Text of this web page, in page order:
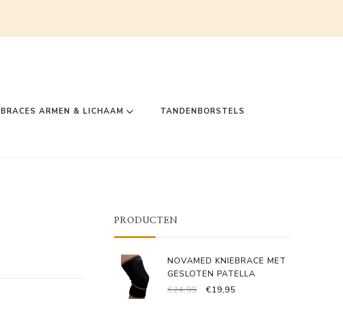
BRACES ARMEN & LICHAAM TANDENBORSTELS
PRODUCTEN
NOVAMED KNIEBRACE MET
GESLOTEN PATELLA
€24,95
OORSPRONKELIJKE
€19,95